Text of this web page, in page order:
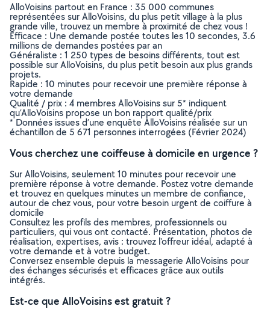
AlloVoisins partout en France : 35 000 communes
représentées sur AlloVoisins, du plus petit village à la plus
grande ville, trouvez un membre à proximité de chez vous !
Efficace : Une demande postée toutes les 10 secondes, 3.6
millions de demandes postées par an
Généraliste : 1 250 types de besoins différents, tout est
possible sur AlloVoisins, du plus petit besoin aux plus grands
projets.
Rapide : 10 minutes pour recevoir une première réponse à
votre demande
Qualité / prix : 4 membres AlloVoisins sur 5* indiquent
qu’AlloVoisins propose un bon rapport qualité/prix
* Données issues d’une enquête AlloVoisins réalisée sur un
échantillon de 5 671 personnes interrogées (Février 2024)
Vous cherchez une coiffeuse à domicile en urgence ?
Sur AlloVoisins, seulement 10 minutes pour recevoir une
première réponse à votre demande. Postez votre demande
et trouvez en quelques minutes un membre de confiance,
autour de chez vous, pour votre besoin urgent de coiffure à
domicile
Consultez les profils des membres, professionnels ou
particuliers, qui vous ont contacté. Présentation, photos de
réalisation, expertises, avis : trouvez l'offreur idéal, adapté à
votre demande et à votre budget.
Conversez ensemble depuis la messagerie AlloVoisins pour
des échanges sécurisés et efficaces grâce aux outils
intégrés.
Est-ce que AlloVoisins est gratuit ?